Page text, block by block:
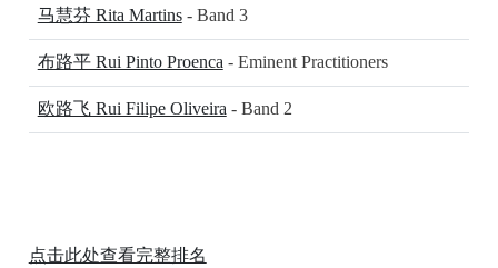
马慧芬 Rita Martins- Band 3
布路平 Rui Pinto Proenca - Eminent Practitioners
欧路飞 Rui Filipe Oliveira - Band 2
点击此处查看完整排名